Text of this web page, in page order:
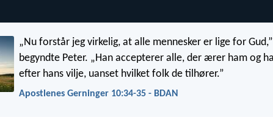
„Nu forstår jeg virkelig, at alle mennesker er lige for Gud,”
begyndte Peter. „Han accepterer alle, der ærer ham og
efter hans vilje, uanset hvilket folk de tilhører.”
Apostlenes Gerninger 10:34-35 - BDAN